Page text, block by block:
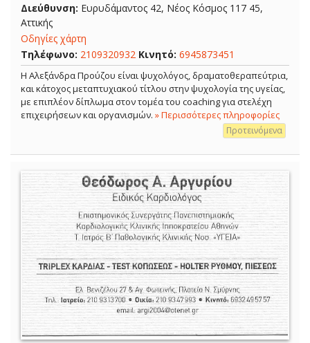
Διεύθυνση: Ευρυδάμαντος 42, Νέος Κόσμος 117 45,
Αττικής
Οδηγίες χάρτη
Τηλέφωνο: 2109320932 Κινητό: 6945873451
Η Αλεξάνδρα Προύζου είναι ψυχολόγος, δραματοθεραπεύτρια,
και κάτοχος μεταπτυχιακού τίτλου στην ψυχολογία της υγείας,
με επιπλέον δίπλωμα στον τομέα του coaching για στελέχη
επιχειρήσεων και οργανισμών. » Περισσότερες πληροφορίες
Προτεινόμενα